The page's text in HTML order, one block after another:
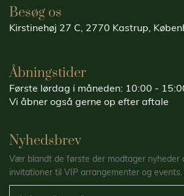
Besøg os
Kirstinehøj 27 C, 2770 Kastrup,
Åbningstider
Første lørdag i måneden: 10:00 -
Vi åbner også gerne op efter aftale
Nyhedsbrev
Vær blandt de første der modtager nyheder
invitationer til VIP arrangementer og events.